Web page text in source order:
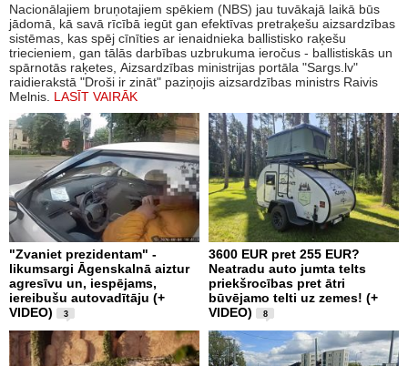
Nacionālajiem bruņotajiem spēkiem (NBS) jau tuvākajā laikā būs
jādomā, kā savā rīcībā iegūt gan efektīvas pretraķešu aizsardzības
sistēmas, kas spēj cīnīties ar ienaidnieka ballistisko raķešu
triecieniem, gan tālās darbības uzbrukuma ieročus - ballistiskās un
spārnotās raķetes, Aizsardzības ministrijas portāla "Sargs.lv"
raidierakstā "Droši ir zināt" paziņojis aizsardzības ministrs Raivis
Melnis. LASĪT VAIRĀK
"Zvaniet prezidentam" -
likumsargi Āgenskalnā aiztur
agresīvu un, iespējams,
iereibušu autovadītāju (+
VIDEO)
3
3600 EUR pret 255 EUR?
Neatradu auto jumta telts
priekšrocības pret ātri
būvējamo telti uz zemes! (+
VIDEO)
8